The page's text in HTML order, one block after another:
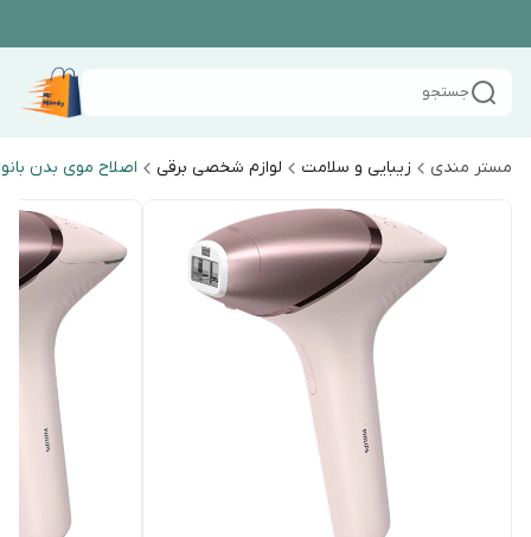
جستجو
مستر مندی زیبایی و سلامت لوازم شخصی برقی اصلاح موی بدن